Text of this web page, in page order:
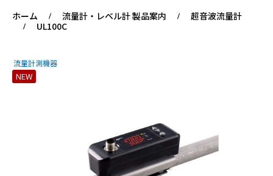
ホーム 流量計・レベル計 製品案内
超音波流量計
UL100C
流量計測機器
NEW